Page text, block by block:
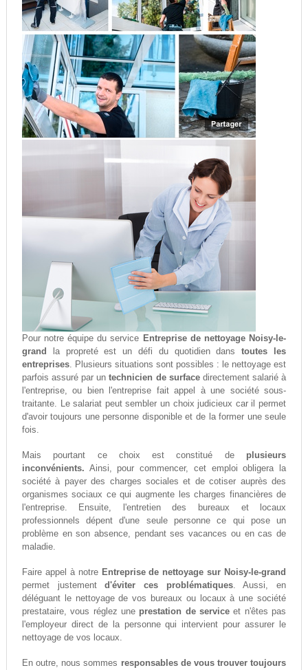
Pour notre équipe du service Entreprise de nettoyage Noisy-le-
grand
la propreté est un défi du quotidien danstoutes les
entreprises. Plusieurs situations sont possibles : le nettoyage est
parfois assuré par untechnicien de surfacedirectement salarié à
l'entreprise, ou bien l'entreprise fait appel à une société sous-
traitante. Le salariat peut sembler un choix judicieux car il permet
d'avoir toujours une personne disponible et de la former une seule
fois.
Mais pourtant ce choix est constitué de plusieurs
inconvénients. Ainsi, pour commencer, cet emploi obligera la
société à payer des charges sociales et de cotiser auprès des
organismes sociaux ce qui augmente les charges financières de
l'entreprise. Ensuite, l'entretien des bureaux et locaux
professionnels dépent d'une seule personne ce qui pose un
problème en son absence, pendant ses vacances ou en cas de
maladie.
Faire appel à notre Entreprise de nettoyage sur Noisy-le-grand
permet justementd'éviter ces problématiques. Aussi, en
déléguant le nettoyage de vos bureaux ou locaux à une société
prestataire, vous réglez une prestation de service et n'êtes pas
l'employeur direct de la personne qui intervient pour assurer le
nettoyage de vos locaux.
En outre, nous sommes responsables de vous trouver toujours